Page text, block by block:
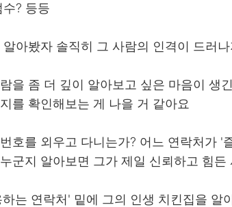
? 등등
알아봤자 솔직히 그 사람의 인격이 드러
을 좀 더 깊이 알아보고 싶은 마음이 생
를 확인해보는 게 나을 거 같아요
호를 외우고 다니는가? 어느 연락처가 '
군지 알아보면 그가 제일 신뢰하고 힘
는 연락처' 밑에 그의 인생 치킨집을 알